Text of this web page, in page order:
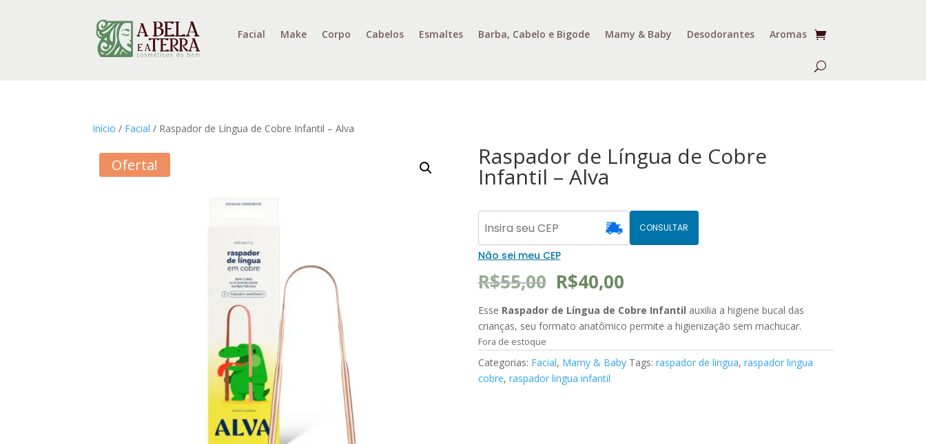
Facial Make Corpo Cabelos Esmaltes Barba, Cabelo e Bigode Mamy & Baby Desodorantes Aromas
Início / Facial / Raspador de Língua de Cobre Infantil – Alva
Oferta! Raspador de Língua de Cobre
Infantil – Alva
CONSULTAR
Não sei meu CEP
R$55,00 O
preço
original
era:
R$55,00.
R$40,00O
atual
é:
R$40,00.
Esse Raspador de Língua de Cobre Infantil auxilia a higiene bucal das
crianças, seu formato anatômico permite a higienização sem machucar.
Fora de estoque
Categorias: Facial, Mamy & Baby Tags: raspador de lingua, raspador lingua
cobre, raspador lingua infantil